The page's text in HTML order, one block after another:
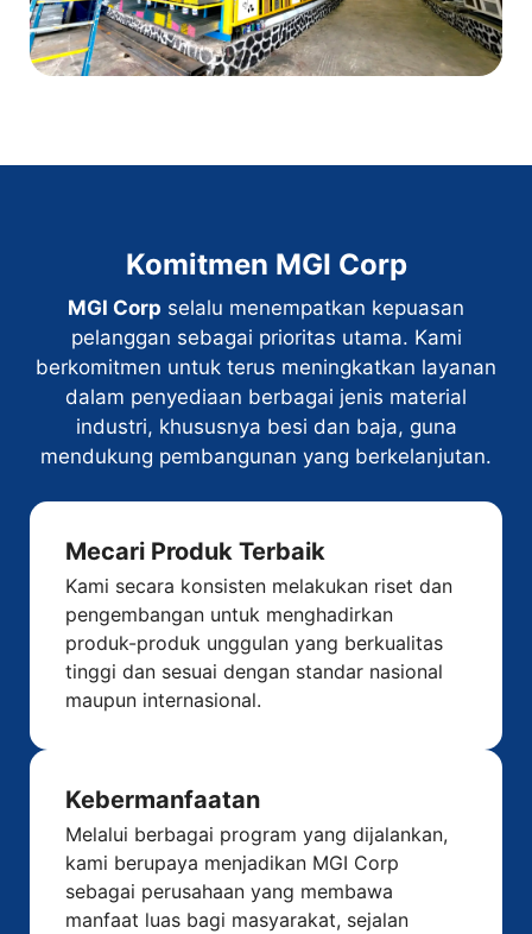
Komitmen MGI Corp
MGI Corp selalu menempatkan kepuasan
pelanggan sebagai prioritas utama. Kami
berkomitmen untuk terus meningkatkan layanan
dalam penyediaan berbagai jenis material
industri, khususnya besi dan baja, guna
mendukung pembangunan yang berkelanjutan.
Mecari Produk Terbaik
Kami secara konsisten melakukan riset dan
pengembangan untuk menghadirkan
produk-produk unggulan yang berkualitas
tinggi dan sesuai dengan standar nasional
maupun internasional.
Kebermanfaatan
Melalui berbagai program yang dijalankan,
kami berupaya menjadikan MGI Corp
sebagai perusahaan yang membawa
manfaat luas bagi masyarakat, sejalan